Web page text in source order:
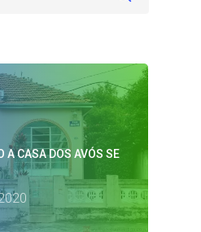
A CASA DOS AVÓS SE